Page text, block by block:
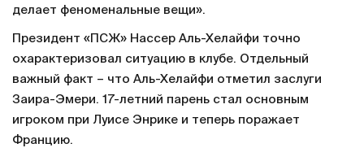
делает феноменальные вещи».
Президент «ПСЖ» Нассер Аль-Хелайфи точно
охарактеризовал ситуацию в клубе. Отдельный
важный факт – что Аль-Хелайфи отметил заслуги
Заира-Эмери. 17-летний парень стал основным
игроком при Луисе Энрике и теперь поражает
Францию.